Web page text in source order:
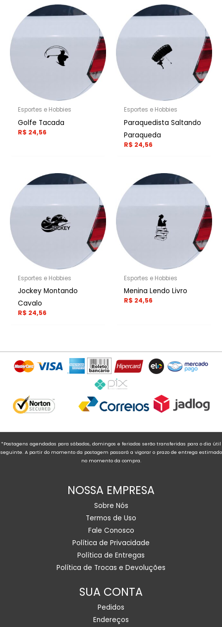
Esportes e Hobbies
Golfe Tacada
R$ 24,56
Esportes e Hobbies
Paraquedista Saltando
Paraqueda
R$ 24,56
Esportes e Hobbies
Jockey Montando
Cavalo
R$ 24,56
Esportes e Hobbies
Menina Lendo Livro
R$ 24,56
*Postagens agendadas para sábados, domingos e feriados serão transferidas para o dia útil
seguinte. A partir do momento da postagem passará a vigorar o prazo de entrega estimado
no momento da compra.
NOSSA EMPRESA
Sobre Nós
Termos de Uso
Fale Conosco
Política de Privacidade
Política de Entregas
Política de Trocas e Devoluções
SUA CONTA
Pedidos
Endereços